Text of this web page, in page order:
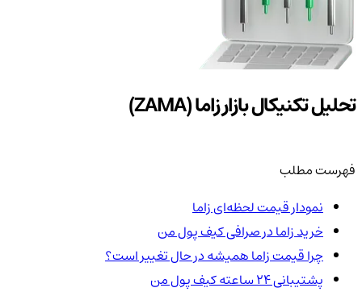
تحلیل تکنیکال بازار زاما (ZAMA)
فهرست مطلب
نمودار قیمت لحظه‌ای زاما
خرید زاما در صرافی کیف پول من
چرا قیمت زاما همیشه در حال تغییر است؟
پشتیبانی ۲۴ ساعته کیف پول من